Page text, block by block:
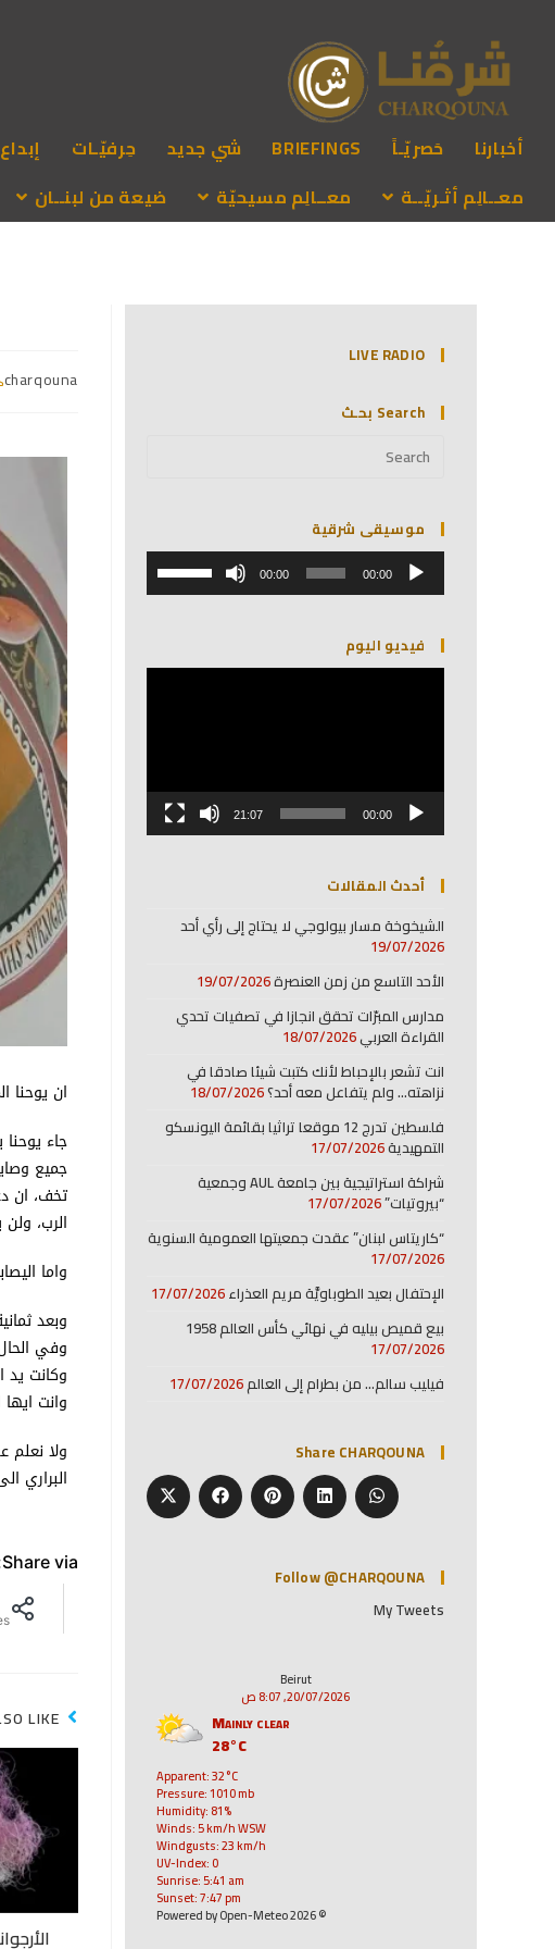
أخبارنا حَصريّـاً BRIEFINGS شي جديد حِرفيّـات إبداع
معــالِم أثـريّــة
معــالِم مسيحيّة ضيعة من لبنــان
charqouna
ان يوحنا
جاء
تخف، ان
الرب،
واما
وبعد
وفي
وكانت يد
وانت ايها
ولا نعلم
البراري الى يوم ظهوره
Share via:
LIKE
LIVE RADIO
Search بحـث
موسيقى شرقية
مشغل
الصوت 00:00
00:00
مفاتيح
لزيادة
فيديو اليوم
مشغل
00:00
21:07
أحدث المقالات
الشيخوخة مسار بيولوجي لا يحتاج إلى رأي أحد
19/07/2026
الأحد التاسع من زمن العنصرة19/07/2026
مدارس المبرّات تحقق انجازا في تصفيات تحدي
القراءة العربي18/07/2026
انت تشعر بالإحباط لأنك كتبت شيئا صادقا في
نزاهته… ولم يتفاعل معه أحد؟18/07/2026
فلسطين تدرج 12 موقعا تراثيا بقائمة اليونسكو
التمهيدية17/07/2026
شراكة استراتيجية بين جامعة AUL وجمعية
“بيروتيات”17/07/2026
“كاريتاس لبنان” عقدت جمعيتها العمومية السنوية
17/07/2026
الإحتفال بعيد الطوباويَّة مريم العذراء17/07/2026
بيع قميص بيليه في نهائي كأس العالم 1958
17/07/2026
فيليب سالم… من بطرام إلى العالم17/07/2026
Share CHARQOUNA
Follow @CHARQOUNA
My Tweets
Beirut
20/07/2026, 8:07 ص
Mainly clear
28°C
Apparent: 32°C
Pressure: 1010 mb
Humidity: 81%
Winds: 5 km/h WSW
Windgusts: 23 km/h
UV-Index: 0
Sunrise: 5:41 am
Sunset: 7:47 pm
© 2026 Powered by Open-Meteo